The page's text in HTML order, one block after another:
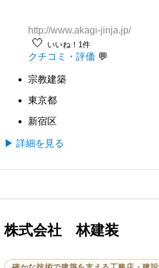
http://www.akagi-jinja.jp/
🤍 いいね！1件
クチコミ・評価
宗教建築
東京都
新宿区
▶ 詳細を見る
株式会社 林建装